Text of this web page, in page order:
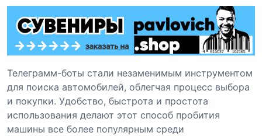
Телеграмм-боты стали незаменимым инструментом
для поиска автомобилей, облегчая процесс выбора
и покупки. Удобство, быстрота и простота
использования делают этот способ пробития
машины все более популярным среди